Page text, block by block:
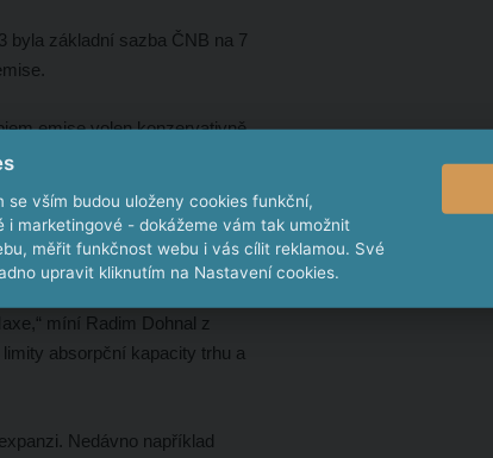
byla základní sazba ČNB na 7
emise volen konzervativně,
z Raiffeisen investiční
„Tak obrovskou
míní Radim Dohnal z
absorpční kapacity trhu a
Nedávno například
se vším budou uloženy cookies funkční,
i marketingové - dokážeme vám tak umožnit
měřit funkčnost webu i vás cílit reklamou. Své
upravit kliknutím na Nastavení cookies.